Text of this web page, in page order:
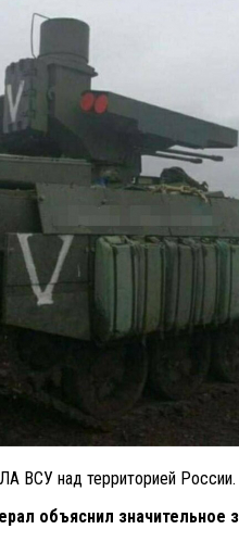
ВСУ над территорией России.
объяснил значительное